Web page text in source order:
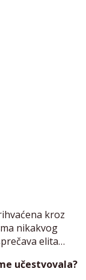
kroz
nikakvog
elita…
učestvovala?